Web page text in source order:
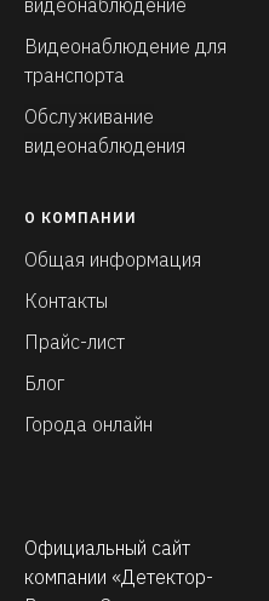
видеонаблюдение
Видеонаблюдение для
транспорта
Обслуживание
видеонаблюдения
О КОМПАНИИ
Общая информация
Контакты
Прайс-лист
Блог
Города онлайн
Официальный сайт
компании «Детектор-